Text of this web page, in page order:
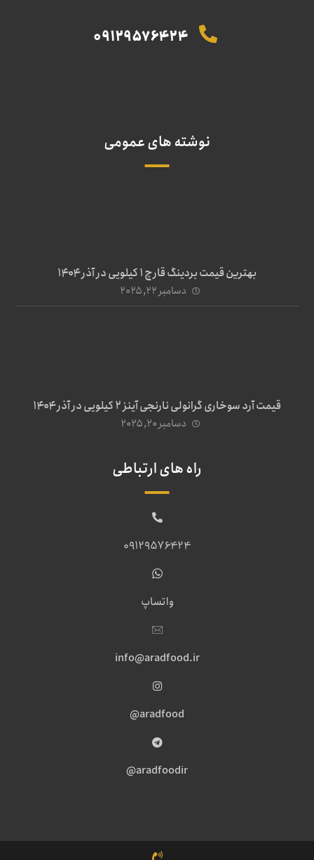
09129576424
نوشته های عمومی
بهترین قیمت بردینگ قارچ 1 کیلویی در آذر ۱۴۰۴
دسامبر ۲۲, ۲۰۲۵
قیمت آرد سوخاری گرانولی نارنجی آینز ۲ کیلویی در آذر ۱۴۰۴
دسامبر ۲۰, ۲۰۲۵
راه های ارتباطی
09129576424
واتساپ
info@aradfood.ir
aradfood@
aradfoodir@